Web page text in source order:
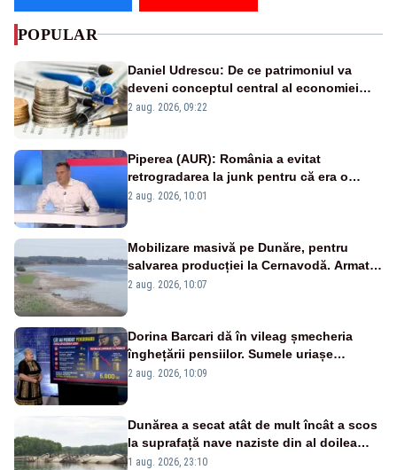
POPULAR
Daniel Udrescu: De ce patrimoniul va
deveni conceptul central al economiei
viitoare?
2 aug. 2026, 09:22
Piperea (AUR): România a evitat
retrogradarea la junk pentru că era o
catastrofă pentru bănci și fondurile de
2 aug. 2026, 10:01
Mobilizare masivă pe Dunăre, pentru
salvarea producției la Cernavodă. Armata
va detona o stâncă și va devia apa
2 aug. 2026, 10:07
Dorina Barcari dă în vileag șmecheria
înghețării pensiilor. Sumele uriașe
pierdute de fiecare român
2 aug. 2026, 10:09
Dunărea a secat atât de mult încât a scos
la suprafață nave naziste din al doilea
război mondial
1 aug. 2026, 23:10